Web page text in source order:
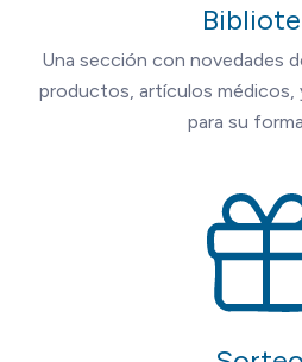
Una sección con novedades
productos, artículos médicos,
para su